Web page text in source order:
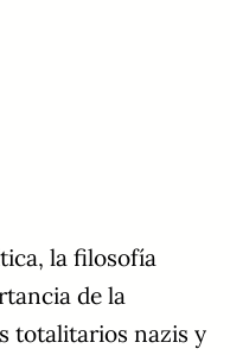
la filosofía
de la
totalitarios nazis y